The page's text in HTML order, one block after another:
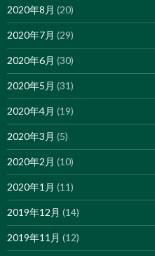
2020年8月 (20)
2020年7月 (29)
2020年6月 (30)
2020年5月 (31)
2020年4月 (19)
2020年3月 (5)
2020年2月 (10)
2020年1月 (11)
2019年12月 (14)
2019年11月 (12)